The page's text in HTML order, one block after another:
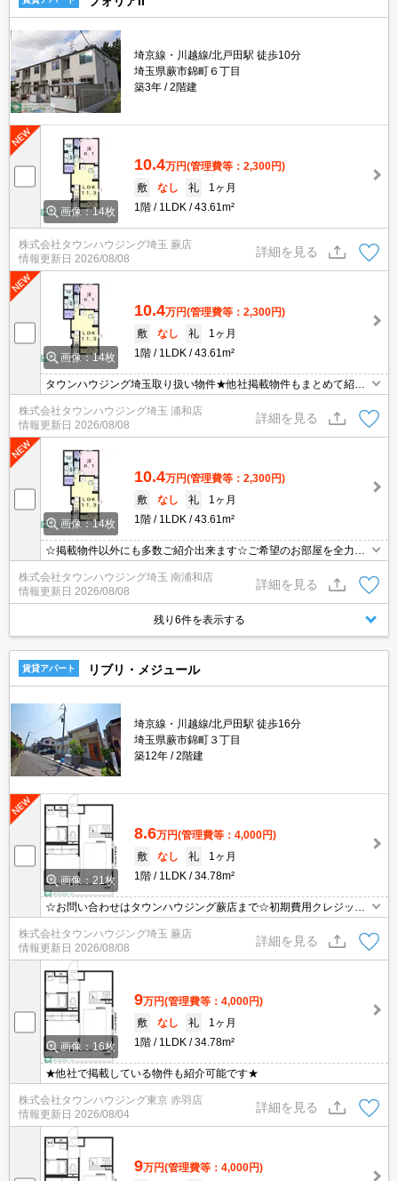
埼京線・川越線/北戸田駅 徒歩10分
埼玉県蕨市錦町６丁目
築3年
2階建
画像：14枚
10.4万円(管理費等：2,300円)
敷
なし 礼
1ヶ月
1階
1LDK 43.61m²
株式会社タウンハウジング埼玉 蕨店
情報更新日 2026/08/08
詳細を見る
画像：14枚
10.4万円(管理費等：2,300円)
敷
なし 礼
1ヶ月
1階
1LDK 43.61m²
タウンハウジング埼玉取り扱い物件★他社掲載物件もまとめて紹介
できます・オンラインでの面談＆見学も対応
株式会社タウンハウジング埼玉 浦和店
情報更新日 2026/08/08
詳細を見る
画像：14枚
10.4万円(管理費等：2,300円)
敷
なし 礼
1ヶ月
1階
1LDK 43.61m²
☆掲載物件以外にも多数ご紹介出来ます☆ご希望のお部屋を全力で
お探しさせて頂きます♪
株式会社タウンハウジング埼玉 南浦和店
情報更新日 2026/08/08
詳細を見る
残り6件を表示する
賃貸アパート リブリ・メジュール
埼京線・川越線/北戸田駅 徒歩16分
埼玉県蕨市錦町３丁目
築12年
2階建
画像：21枚
8.6万円(管理費等：4,000円)
敷
なし 礼
1ヶ月
1階
1LDK 34.78m²
☆お問い合わせはタウンハウジング蕨店まで☆初期費用クレジット
決済相談☆オンラインでの内見・契約もお気軽にご相談ください！
株式会社タウンハウジング埼玉 蕨店
情報更新日 2026/08/08
詳細を見る
画像：16枚
9万円(管理費等：4,000円)
敷
なし 礼
1ヶ月
1階
1LDK 34.78m²
★他社で掲載している物件も紹介可能です★
株式会社タウンハウジング東京 赤羽店
情報更新日 2026/08/04
詳細を見る
9万円(管理費等：4,000円)